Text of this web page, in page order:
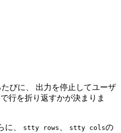
びに、 出力を停止してユーザ
行を折り返すかが決まりま
に、 stty rows stty colsの